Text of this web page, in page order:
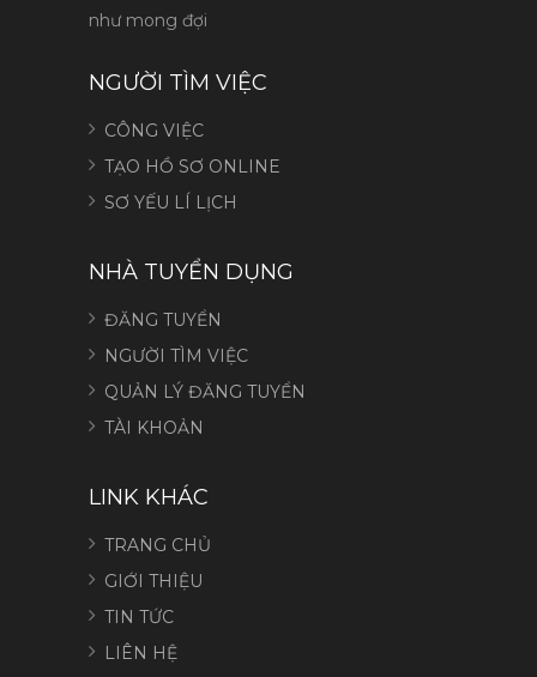
như mong đợi
NGƯỜI TÌM VIỆC
CÔNG VIỆC
TẠO HỒ SƠ ONLINE
SƠ YẾU LÍ LỊCH
NHÀ TUYỂN DỤNG
ĐĂNG TUYỂN
NGƯỜI TÌM VIỆC
QUẢN LÝ ĐĂNG TUYỂN
TÀI KHOẢN
LINK KHÁC
TRANG CHỦ
GIỚI THIỆU
TIN TỨC
LIÊN HỆ